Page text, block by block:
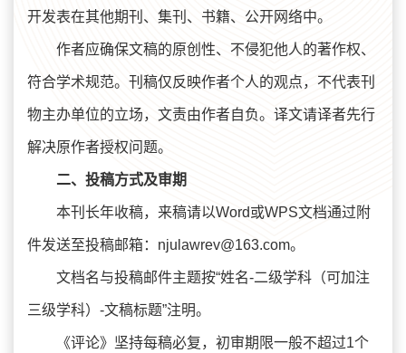
开发表在其他期刊、集刊、书籍、公开网络中。
作者应确保文稿的原创性、不侵犯他人的著作权、
符合学术规范。刊稿仅反映作者个人的观点，不代表刊
物主办单位的立场，文责由作者自负。译文请译者先行
解决原作者授权问题。
二、投稿方式及审期
本刊长年收稿，来稿请以Word或WPS文档通过附
件发送至投稿邮箱：njulawrev@163.com。
文档名与投稿邮件主题按“姓名-二级学科（可加注
三级学科）-文稿标题”注明。
《评论》坚持每稿必复，初审期限一般不超过1个